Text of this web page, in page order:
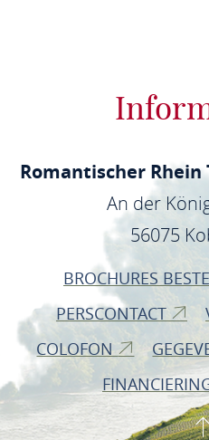
Romantischer Rhein
An der
56075
BROCHURES
PERSCONTACT
COLOFON